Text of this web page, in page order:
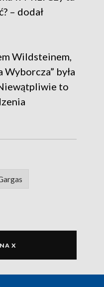
– dodał
Wildsteinem,
była
to
X